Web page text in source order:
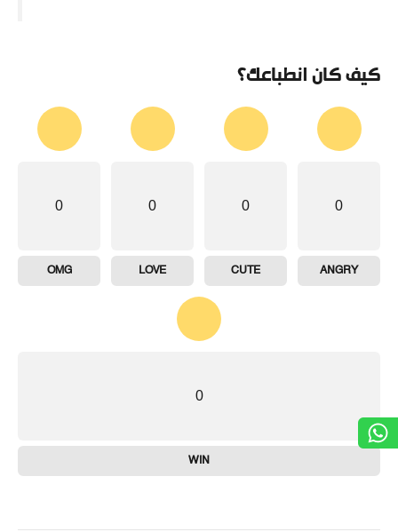
كيف كان انطباعك؟
0
ANGRY
0
CUTE
0
LOVE
0
OMG
0
WIN